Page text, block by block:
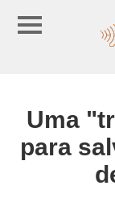
Uma
para